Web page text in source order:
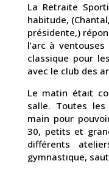
La Retraite
habitude,
présidente,)
l’arc à
classique pour
avec le club des
Le matin était
salle. Toutes
main pour
30, petits et
différents
gymnastique,